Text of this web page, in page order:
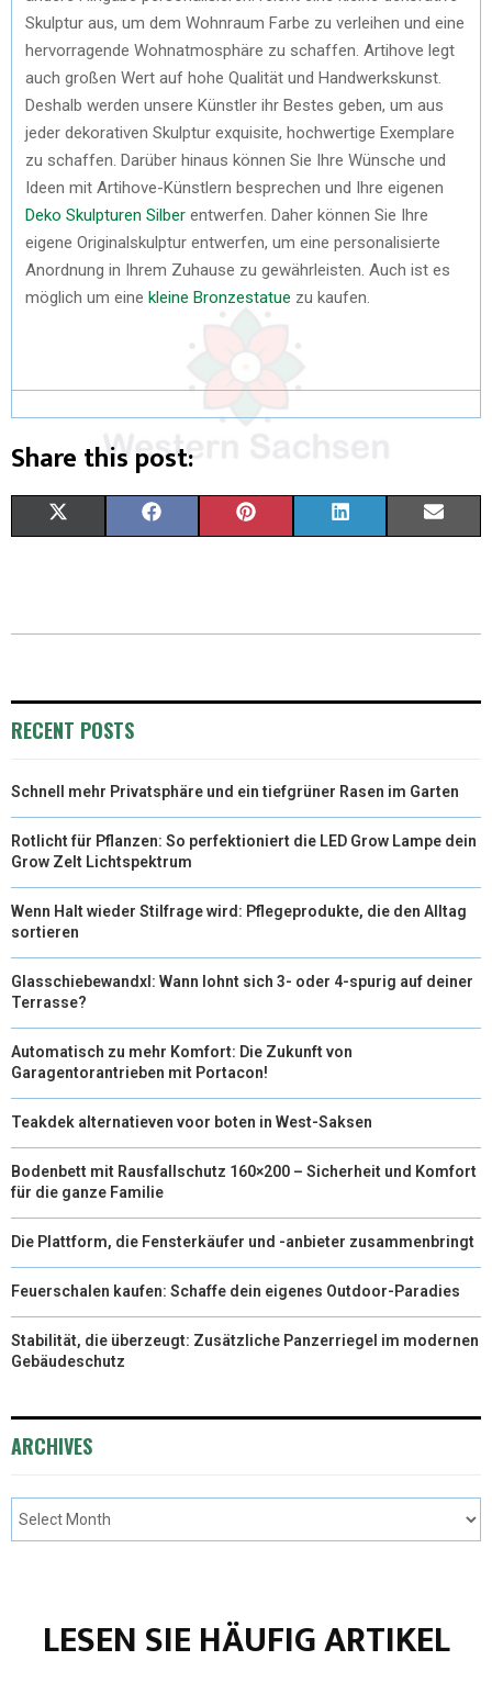
Skulptur aus, um dem Wohnraum Farbe zu verleihen und eine
hervorragende Wohnatmosphäre zu schaffen. Artihove legt
auch großen Wert auf hohe Qualität und Handwerkskunst.
Deshalb werden unsere Künstler ihr Bestes geben, um aus
jeder dekorativen Skulptur exquisite, hochwertige Exemplare
zu schaffen. Darüber hinaus können Sie Ihre Wünsche und
Ideen mit Artihove-Künstlern besprechen und Ihre eigenen
Deko Skulpturen Silber entwerfen. Daher können Sie Ihre
eigene Originalskulptur entwerfen, um eine personalisierte
Anordnung in Ihrem Zuhause zu gewährleisten. Auch ist es
möglich um eine kleine Bronzestatue zu kaufen.
Share this post:
W
E
R
)
E
K
T
S
T
K
N
I
RECENT POSTS
Schnell mehr Privatsphäre und ein tiefgrüner Rasen im Garten
Rotlicht für Pflanzen: So perfektioniert die LED Grow Lampe dein
Grow Zelt Lichtspektrum
Wenn Halt wieder Stilfrage wird: Pflegeprodukte, die den Alltag
sortieren
Glasschiebewandxl: Wann lohnt sich 3- oder 4-spurig auf deiner
Terrasse?
Automatisch zu mehr Komfort: Die Zukunft von
Garagentorantrieben mit Portacon!
Teakdek alternatieven voor boten in West-Saksen
Bodenbett mit Rausfallschutz 160×200 – Sicherheit und Komfort
für die ganze Familie
Die Plattform, die Fensterkäufer und -anbieter zusammenbringt
Feuerschalen kaufen: Schaffe dein eigenes Outdoor-Paradies
Stabilität, die überzeugt: Zusätzliche Panzerriegel im modernen
Gebäudeschutz
ARCHIVES
LESEN SIE HÄUFIG ARTIKEL